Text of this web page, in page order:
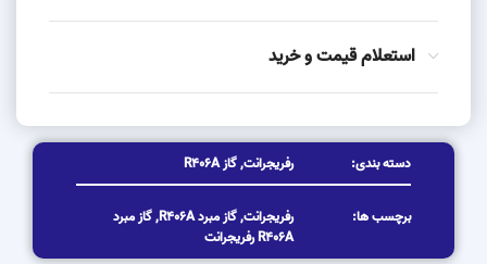
استعلام قیمت و خرید
دسته بندی: رفریجرانت,گاز R406A
برچسب ها: رفریجرانت,گاز مبرد R406A ,گاز مبرد
R406A رفریجرانت